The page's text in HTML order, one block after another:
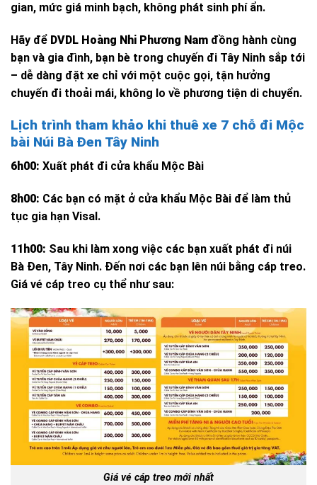
gian, mức giá minh bạch, không phát sinh phí ẩn.
Hãy để DVDL Hoàng Nhi Phương Nam đồng hành cùng
bạn và gia đình, bạn bè trong chuyến đi Tây Ninh sắp tới
– dễ dàng đặt xe chỉ với một cuộc gọi, tận hưởng
chuyến đi thoải mái, không lo về phương tiện di chuyển.
Lịch trình tham khảo khi thuê xe 7 chỗ đi Mộc
bài Núi Bà Đen Tây Ninh
6h00: Xuất phát đi cửa khẩu Mộc Bài
8h00: Các bạn có mặt ở cửa khẩu Mộc Bài để làm thủ
tục gia hạn Visal.
11h00: Sau khi làm xong việc các bạn xuất phát đi núi
Bà Đen, Tây Ninh. Đến nơi các bạn lên núi bằng cáp treo.
Giá vé cáp treo cụ thể như sau:
Giá vé cáp treo mới nhất